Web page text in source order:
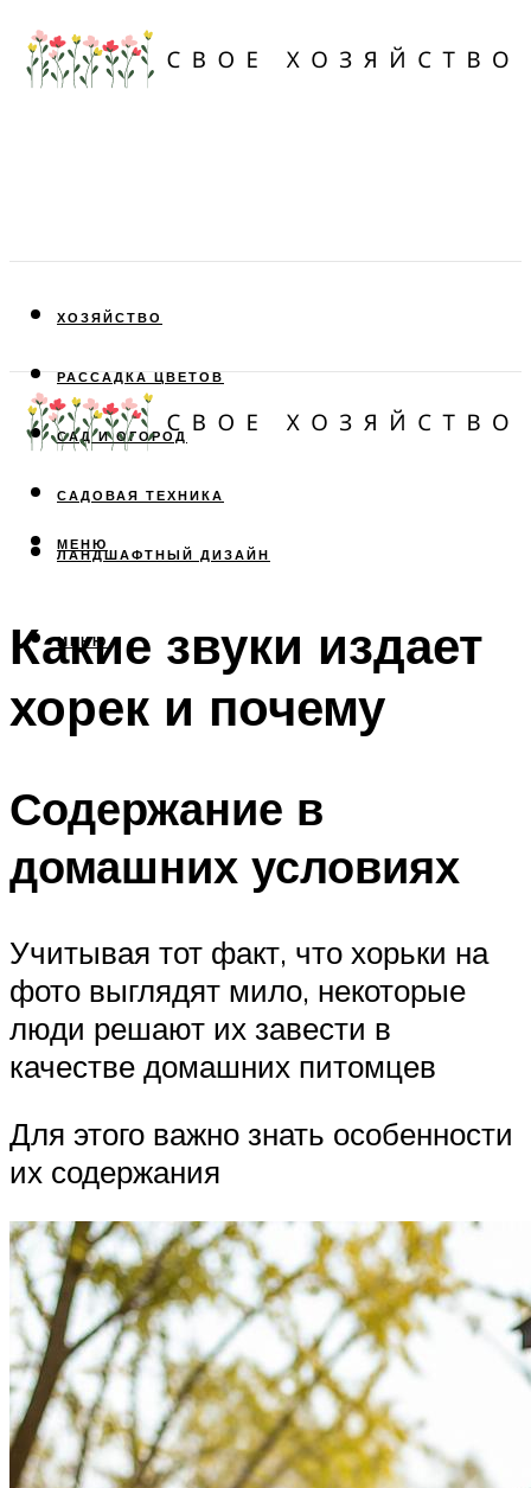
ХОЗЯЙСТВО
РАССАДКА ЦВЕТОВ
САД И ОГОРОД
САДОВАЯ ТЕХНИКА
ЛАНДШАФТНЫЙ ДИЗАЙН
МЕНЮ
МЕНЮ
Какие звуки издает
хорек и почему
Содержание в
домашних условиях
Учитывая тот факт, что хорьки на
фото выглядят мило, некоторые
люди решают их завести в
качестве домашних питомцев
Для этого важно знать особенности
их содержания